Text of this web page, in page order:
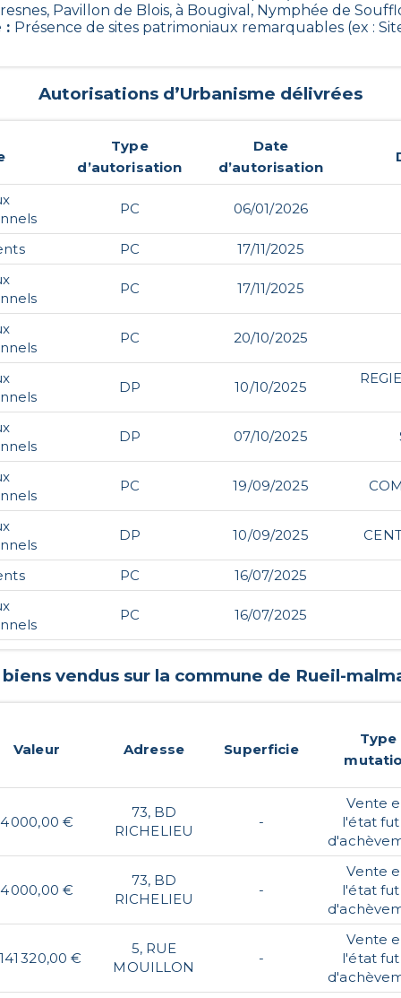
Pavillon de Blois, à Bougival, Nymphée de
: Présence de sites patrimoniaux remarquables (ex :
Autorisations d’Urbanisme délivrées
Type
d’autorisation
Date
d’autorisation
PC 06/01/2026
PC
17/11/2025
PC 17/11/2025
PC 20/10/2025
DP 10/10/2025
DP 07/10/2025
PC 19/09/2025
DP 10/09/2025
PC
16/07/2025
PC 16/07/2025
vendus sur la commune de Rueil-
Valeur Adresse Superficie
Type
4 000,00 €
73, BD
RICHELIEU
-
Vente
l'état
4 000,00 €
73, BD
RICHELIEU
-
Vente
l'état
320,00 €
5, RUE
MOUILLON
-
Vente
l'état